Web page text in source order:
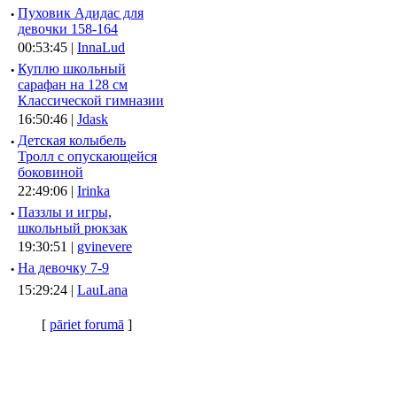
· Пуховик Адидас для
девочки 158-164
00:53:45 | InnaLud
· Куплю школьный
сарафан на 128 см
Классической гимназии
16:50:46 | Jdask
· Детская колыбель
Тролл с опускающейся
боковиной
22:49:06 | Irinka
· Паззлы и игры,
школьный рюкзак
19:30:51 | gvinevere
· Hа девочку 7-9
15:29:24 | LauLana
[ pāriet forumā ]